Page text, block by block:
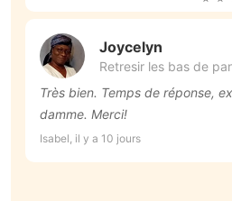
Joycelyn
Retresir les bas de
29 Juillet.
Très bien. Temps de réponse,
damme. Merci!
Isabel, il y a 10 jours